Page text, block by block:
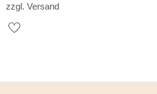
zzgl. Versand